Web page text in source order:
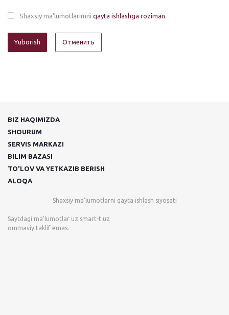
Shaxsiy ma’lumotlarimni qayta ishlashga roziman
Отменить
BIZ HAQIMIZDA
SHOURUM
SERVIS MARKAZI
BILIM BAZASI
TO'LOV VA YETKAZIB BERISH
ALOQA
Shaxsiy ma'lumotlarni qayta ishlash siyosati
Saytdagi ma'lumotlar uz.smart-t.uz
ommaviy taklif emas.